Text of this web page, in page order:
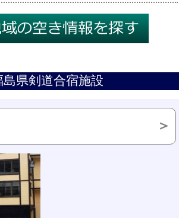
島県剣道合宿施設